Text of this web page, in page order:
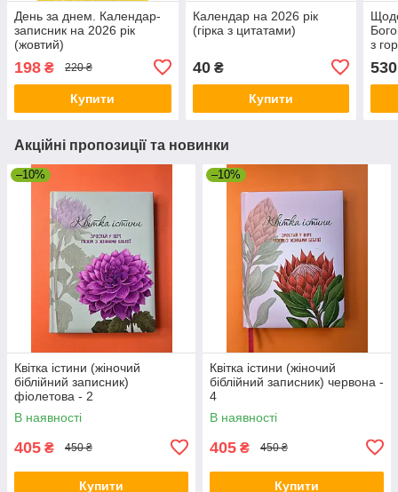
День за днем. Календар-
записник на 2026 рік
(жовтий)
198 ₴ 220 ₴
Купити
Календар на 2026 рік
(гірка з цитатами)
40₴
Купити
з
530
Акційні пропозиції та новинки
–10%
Квітка істини (жіночий
біблійний записник)
фіолетова - 2
В наявності
405 ₴ 450 ₴
Купити
–10%
Квітка істини (жіночий
біблійний записник) червона -
4
В наявності
405 ₴ 450 ₴
Купити